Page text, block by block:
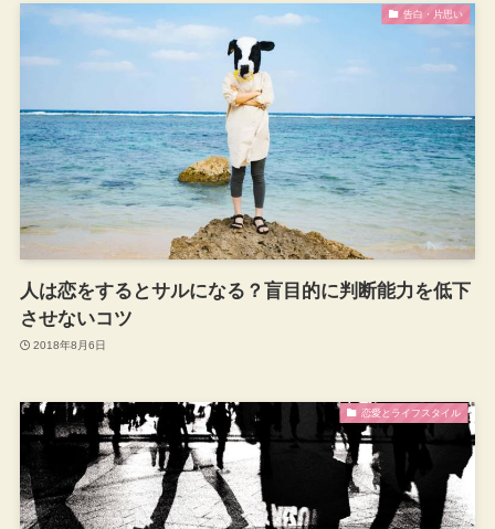
告白・片思い
人は恋をするとサルになる？盲目的に判断能力を低下
させないコツ
2018年8月6日
恋愛とライフスタイル